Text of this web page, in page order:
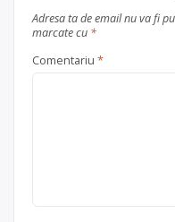
Adresa ta de email nu va fi
marcate cu *
Comentariu *